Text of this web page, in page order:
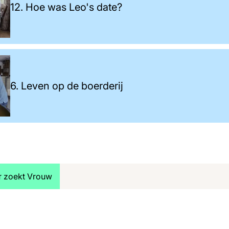
12. Hoe was Leo's date?
6. Leven op de boerderij
meer artikelen over:
zoekt Vrouw